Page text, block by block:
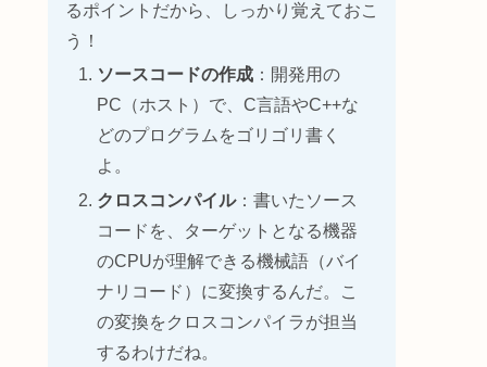
るポイントだから、しっかり覚えておこ
う！
ソースコードの作成 ：開発用の
PC（ホスト）で、C言語やC++な
どのプログラムをゴリゴリ書く
よ。
クロスコンパイル：書いたソース
コードを、ターゲットとなる機器
のCPUが理解できる機械語（バイ
ナリコード）に変換するんだ。こ
の変換をクロスコンパイラが担当
するわけだね。